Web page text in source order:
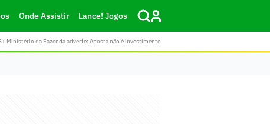
Onde Assistir Lance! Jogos
Ministério da Fazenda adverte: Aposta não é investimento